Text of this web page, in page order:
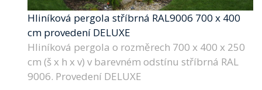
Hliníková pergola stříbrná RAL9006 700 x 400
cm provedení DELUXE
Hliníková pergola o rozměrech 700 x 400 x 250
cm (š x h x v) v barevném odstínu stříbrná RAL
9006. Provedení DELUXE